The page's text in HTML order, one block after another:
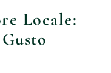
Locale: